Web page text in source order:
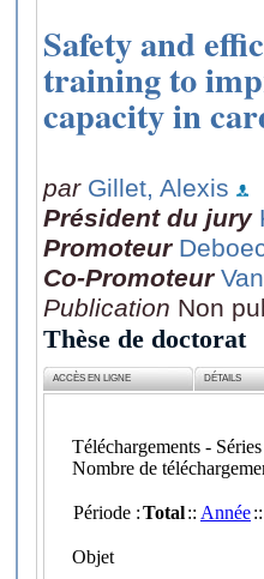
Safety and
training to
capacity in
par Gillet, Alexis
Président du jury
Promoteur
Co-Promoteur
Publication Non
Thèse de doctorat
ACCÈS EN LIGNE DÉTAILS